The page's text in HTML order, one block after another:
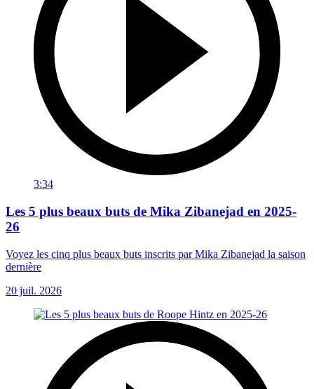
3:34
Les 5 plus beaux buts de Mika Zibanejad en 2025-
26
Voyez les cinq plus beaux buts inscrits par Mika Zibanejad la saison
dernière
20 juil. 2026